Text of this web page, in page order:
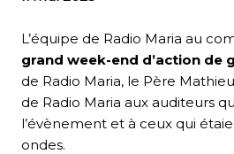
L’équipe de Radio Maria au
grand week-end d’action de
de Radio Maria, le Père
de Radio Maria aux auditeurs
l’évènement et à ceux qui
ondes.